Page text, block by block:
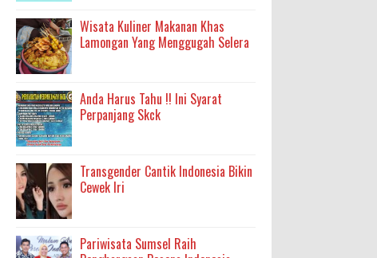
Wisata Kuliner Makanan Khas
Lamongan Yang Menggugah Selera
Anda Harus Tahu !! Ini Syarat
Perpanjang Skck
Transgender Cantik Indonesia Bikin
Cewek Iri
Pariwisata Sumsel Raih